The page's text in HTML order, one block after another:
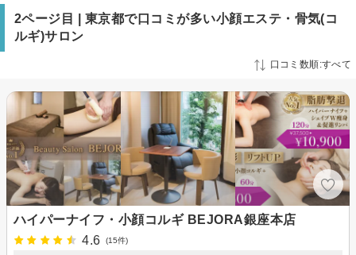
2ページ目 | 東京都で口コミが多い小顔エステ・骨気(コ
ルギ)サロン
口コミ数順:すべて
ハイパーナイフ・小顔コルギ BEJORA銀座本店
4.6
(15件)